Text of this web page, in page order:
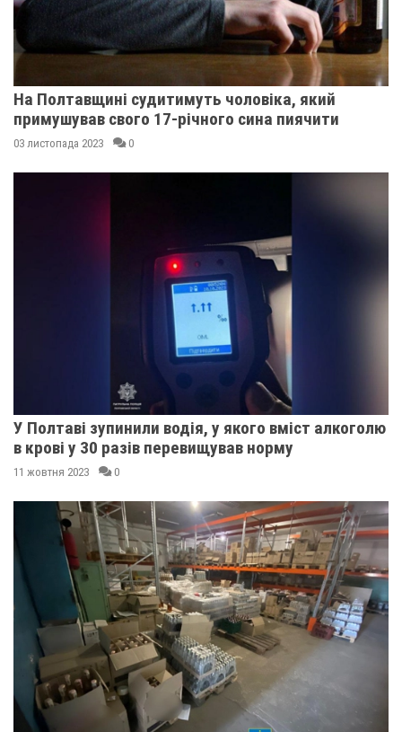
На Полтавщині судитимуть чоловіка, який
примушував свого 17-річного сина пиячити
03 листопада 2023 0
У Полтаві зупинили водія, у якого вміст алкоголю
в крові у 30 разів перевищував норму
11 жовтня 2023 0